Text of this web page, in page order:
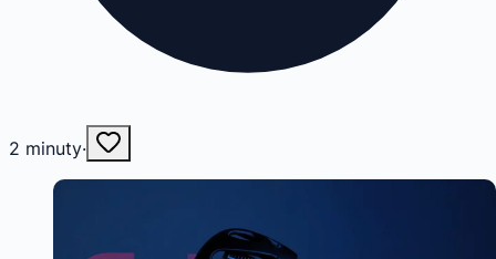
2 minuty·